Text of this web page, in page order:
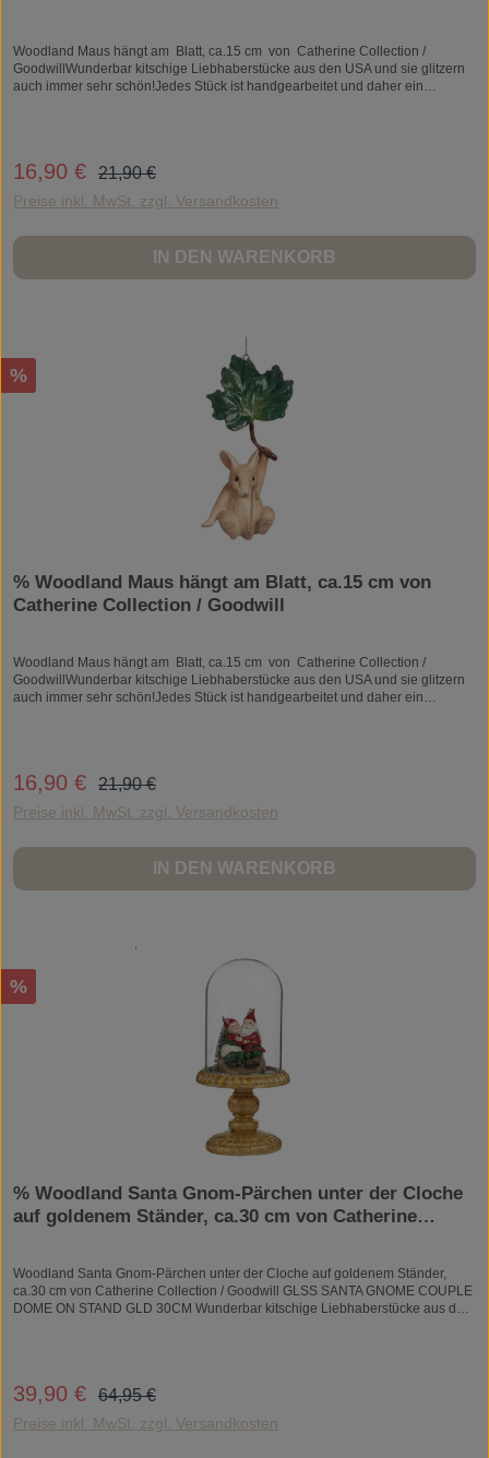
Woodland Maus hängt am Blatt, ca.15 cm von Catherine Collection /
GoodwillWunderbar kitschige Liebhaberstücke aus den USA und sie glitzern
auch immer sehr schön!Jedes Stück ist handgearbeitet und daher ein
Verkaufspreis:
16,90 € Regulärer Preis:
21,90 €
Preise inkl. MwSt. zzgl. Versandkosten
IN DEN WARENKORB
Rabatt
%
% Woodland Maus hängt am Blatt, ca.15 cm von
Catherine Collection / Goodwill
Woodland Maus hängt am Blatt, ca.15 cm von Catherine Collection /
GoodwillWunderbar kitschige Liebhaberstücke aus den USA und sie glitzern
auch immer sehr schön!Jedes Stück ist handgearbeitet und daher ein
Verkaufspreis:
16,90 € Regulärer Preis:
21,90 €
Preise inkl. MwSt. zzgl. Versandkosten
IN DEN WARENKORB
Rabatt
%
% Woodland Santa Gnom-Pärchen unter der Cloche
auf goldenem Ständer, ca.30 cm von Catherine
Woodland Santa Gnom-Pärchen unter der Cloche auf goldenem Ständer,
ca.30 cm von Catherine Collection / Goodwill GLSS SANTA GNOME COUPLE
DOME ON STAND GLD 30CM Wunderbar kitschige Liebhaberstücke aus den
Verkaufspreis:
39,90 € Regulärer Preis:
64,95 €
Preise inkl. MwSt. zzgl. Versandkosten